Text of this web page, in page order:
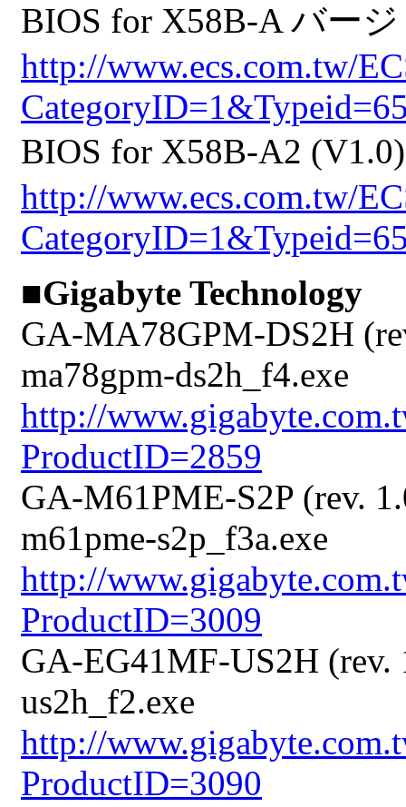
BIOS for X58B-A バー
http://www.ecs.com.tw/
BIOS for X58B-A2
http://www.ecs.com.tw/
■Gigabyte Technology
GA-MA78GPM-DS2H
ma78gpm-ds2h_f4.exe
http://
ProductID=2859
GA-M61PME-S2P (rev.
m61pme-s2p_f3a.exe
http://
ProductID=3009
GA-EG41MF-US2H (rev.
us2h_f2.exe
http://
ProductID=3090